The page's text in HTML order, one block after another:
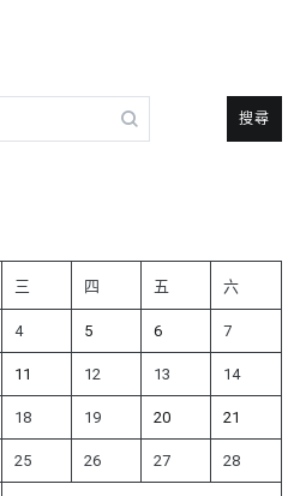
三 四 五 六
4 5 6 7
11 12 13 14
18 19 20 21
25 26 27 28